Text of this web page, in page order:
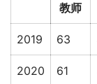
教师
2019 63
2020 61